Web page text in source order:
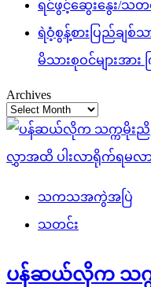
ရင်ဖွင့်ဆွေးနွေး/သတ
ရဲဝံ့စွန့်စားပြည်ချစ်
မိသားစုဝင်များအာ
Archives
သကသအကွဲအပြဲ
သတင်း
ပန်ဆယ်လိုက သက္